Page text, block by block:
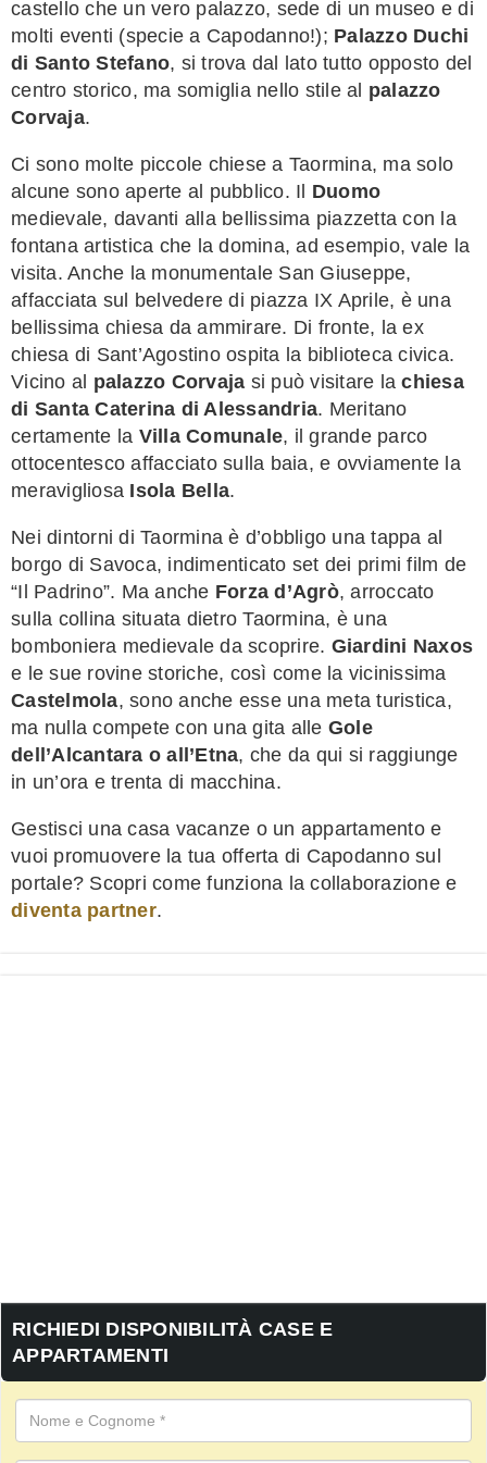
castello che un vero palazzo, sede di un museo e di
molti eventi (specie a Capodanno!); Palazzo Duchi
di Santo Stefano, si trova dal lato tutto opposto del
centro storico, ma somiglia nello stile al palazzo
Corvaja.
Ci sono molte piccole chiese a Taormina, ma solo
alcune sono aperte al pubblico. Il Duomo
medievale, davanti alla bellissima piazzetta con la
fontana artistica che la domina, ad esempio, vale la
visita. Anche la monumentale San Giuseppe,
affacciata sul belvedere di piazza IX Aprile, è una
bellissima chiesa da ammirare. Di fronte, la ex
chiesa di Sant’Agostino ospita la biblioteca civica.
Vicino al palazzo Corvaja si può visitare lachiesa
di Santa Caterina di Alessandria. Meritano
certamente la Villa Comunale, il grande parco
ottocentesco affacciato sulla baia, e ovviamente la
meravigliosa Isola Bella.
Nei dintorni di Taormina è d’obbligo una tappa al
borgo di Savoca, indimenticato set dei primi film de
“Il Padrino”. Ma anche Forza d’Agrò, arroccato
sulla collina situata dietro Taormina, è una
bomboniera medievale da scoprire. Giardini Naxos
e le sue rovine storiche, così come la vicinissima
Castelmola, sono anche esse una meta turistica,
ma nulla compete con una gita alle Gole
dell’Alcantara o all’Etna, che da qui si raggiunge
in un’ora e trenta di macchina.
Gestisci una casa vacanze o un appartamento e
vuoi promuovere la tua offerta di Capodanno sul
portale? Scopri come funziona la collaborazione e
diventa partner.
RICHIEDI DISPONIBILITÀ CASE E
APPARTAMENTI